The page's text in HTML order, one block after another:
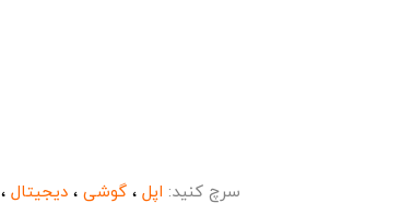
سرچ کنید: اپل، گوشی، دیجیتال،